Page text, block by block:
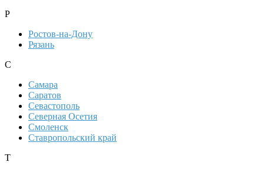
Р
Ростов-на-Дону
Рязань
С
Самара
Саратов
Севастополь
Северная Осетия
Смоленск
Ставропольский край
Т